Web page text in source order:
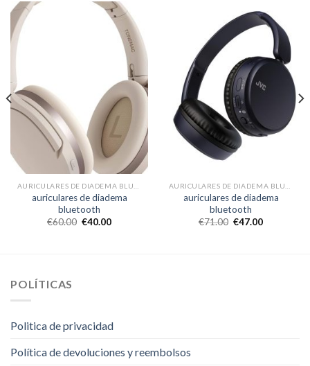
auriculares de diadema
bluetooth
€60.00 €40.00
auriculares de diadema
bluetooth
€71.00 €47.00
POLÍTICAS
Politica de privacidad
Política de devoluciones y reembolsos